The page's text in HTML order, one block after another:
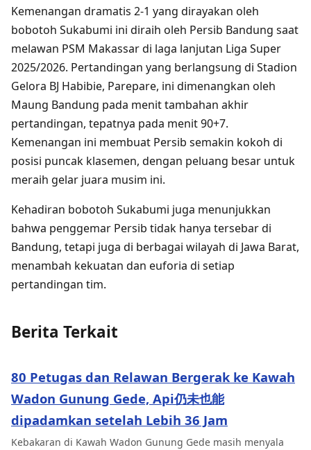
Kemenangan dramatis 2-1 yang dirayakan oleh
bobotoh Sukabumi ini diraih oleh Persib Bandung saat
melawan PSM Makassar di laga lanjutan Liga Super
2025/2026. Pertandingan yang berlangsung di Stadion
Gelora BJ Habibie, Parepare, ini dimenangkan oleh
Maung Bandung pada menit tambahan akhir
pertandingan, tepatnya pada menit 90+7.
Kemenangan ini membuat Persib semakin kokoh di
posisi puncak klasemen, dengan peluang besar untuk
meraih gelar juara musim ini.
Kehadiran bobotoh Sukabumi juga menunjukkan
bahwa penggemar Persib tidak hanya tersebar di
Bandung, tetapi juga di berbagai wilayah di Jawa Barat,
menambah kekuatan dan euforia di setiap
pertandingan tim.
Berita Terkait
80 Petugas dan Relawan Bergerak ke Kawah
Wadon Gunung Gede, Api仍未也能
dipadamkan setelah Lebih 36 Jam
Kebakaran di Kawah Wadon Gunung Gede masih menyala